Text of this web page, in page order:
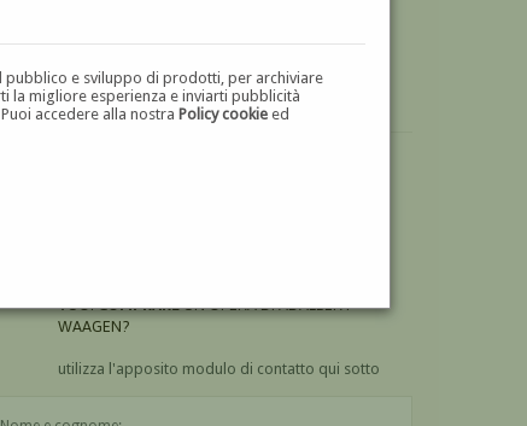
pubblico e sviluppo di prodotti, per archiviare
la migliore esperienza e inviarti pubblicità
accedere alla nostraPolicy cookie ed
VUOICOMPRAREUN'OPERA DI ADALBERT
WAAGEN?
utilizza l'apposito modulo di contatto qui sotto